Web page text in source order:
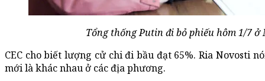
Tổng thống Putin đi bỏ phiếu hôm 1/7 ở
CEC cho biết lượng cử chi đi bầu đạt 65%. Ria Novosti
mới là khác nhau ở các địa phương.